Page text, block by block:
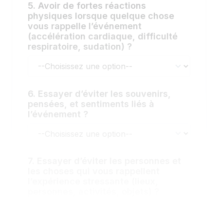
5. Avoir de fortes réactions
physiques lorsque quelque chose
vous rappelle l’événement
(accélération cardiaque, difficulté
respiratoire, sudation) ?
6. Essayer d’éviter les souvenirs,
pensées, et sentiments liés à
l’événement ?